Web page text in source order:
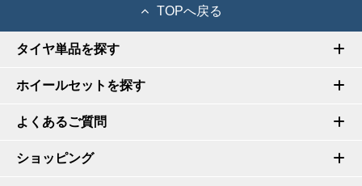
TOPへ戻る
タイヤ単品を探す
ホイールセットを探す
よくあるご質問
ショッピング